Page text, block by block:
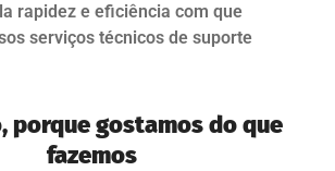
rapidez e eficiência com que
serviços técnicos de suporte
porque gostamos do que
fazemos